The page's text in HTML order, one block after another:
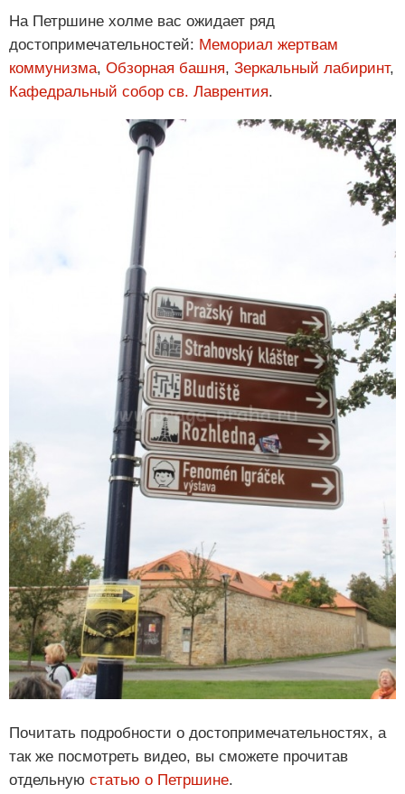
На Петршине холме вас ожидает ряд
достопримечательностей: Мемориал жертвам
коммунизма, Обзорная башня, Зеркальный лабиринт,
Кафедральный собор св. Лаврентия.
Почитать подробности о достопримечательностях, а
так же посмотреть видео, вы сможете прочитав
отдельную статью о Петршине.